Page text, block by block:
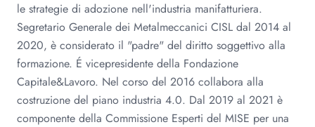
le strategie di adozione nell'industria manifatturiera.
Segretario Generale dei Metalmeccanici CISL dal 2014 al
2020, è considerato il "padre" del diritto soggettivo alla
formazione. É vicepresidente della Fondazione
Capitale&Lavoro. Nel corso del 2016 collabora alla
costruzione del piano industria 4.0. Dal 2019 al 2021 è
componente della Commissione Esperti del MISE per una